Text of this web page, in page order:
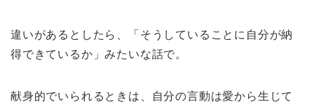
違いがあるとしたら、「そうしていることに自分が納
得できているか」みたいな話で。
献身的でいられるときは、自分の言動は愛から生じて